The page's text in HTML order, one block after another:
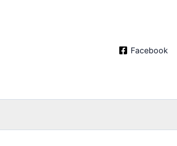
Facebook